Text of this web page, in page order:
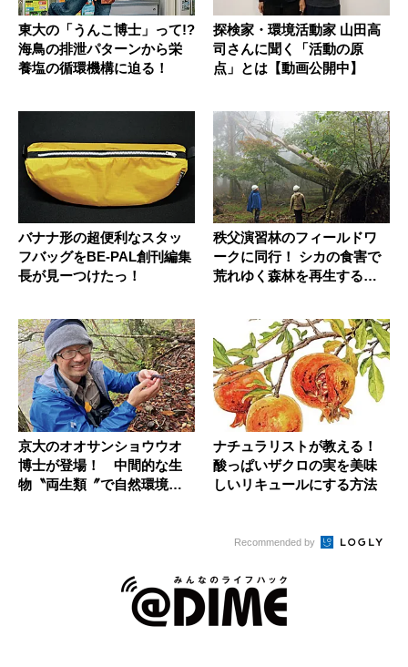
東大の「うんこ博士」って!?
海鳥の排泄パターンから栄
養塩の循環機構に迫る！
探検家・環境活動家 山田高
司さんに聞く「活動の原
点」とは【動画公開中】
バナナ形の超便利なスタッ
フバッグをBE-PAL創刊編集
長が見ーつけたっ！
秩父演習林のフィールドワ
ークに同行！ シカの食害で
荒れゆく森林を再生する東
京大のオオサンショウウオ
博士が登場！ 中間的な生
物〝両生類〞で自然環境の
ナチュラリストが教える！
酸っぱいザクロの実を美味
しいリキュールにする方法
Recommended by